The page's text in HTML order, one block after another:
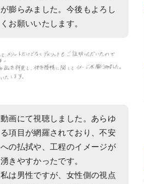
が膨らみました。今後もよろし
くお願いいたします。
動画にて視聴しました。あらゆ
る項目が網羅されており、不安
への払拭や、工程のイメージが
湧きやすかったです。
私は男性ですが、女性側の視点